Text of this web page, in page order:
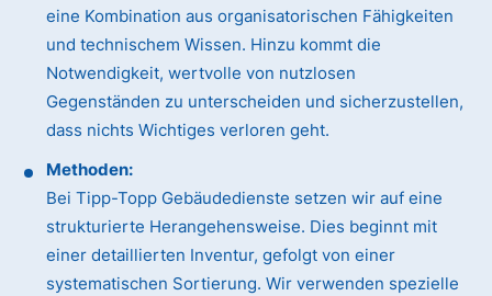
eine Kombination aus organisatorischen Fähigkeiten
und technischem Wissen. Hinzu kommt die
Notwendigkeit, wertvolle von nutzlosen
Gegenständen zu unterscheiden und sicherzustellen,
dass nichts Wichtiges verloren geht.
Methoden:
Bei Tipp-Topp Gebäudedienste setzen wir auf eine
strukturierte Herangehensweise. Dies beginnt mit
einer detaillierten Inventur, gefolgt von einer
systematischen Sortierung. Wir verwenden spezielle